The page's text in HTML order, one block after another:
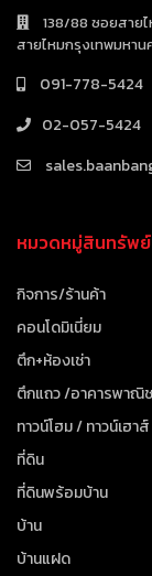
138/88 ซอยสาย
สายไหมกรุงเทพมหาน
091-778-5424
02-057-5424
หมวดหมู่สินทรัพย์
กิจการ/ร้านค้า
คอนโดมิเนี่ยม
ตึก+ห้องเช่า
ตึกแถว /อาคารพาณิ
ทาวน์โฮม / ทาวน์เฮาส์
ที่ดิน
ที่ดินพร้อมบ้าน
บ้าน
บ้านแฝด